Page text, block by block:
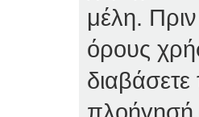
μέλη. Πριν
όρους
πλοήγησή